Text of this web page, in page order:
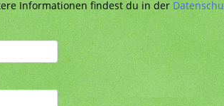
Informationen findest du in der